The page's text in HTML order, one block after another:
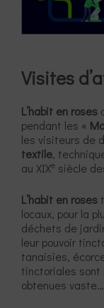
Visites
L’habit en roses
pendant les «
les visiteurs de
textile,
au XIXe siècle
L’habit en roses
locaux, pour la
déchets de
leur pouvoir
tanaisies,
tinctoriales sont
obtenues vaste…